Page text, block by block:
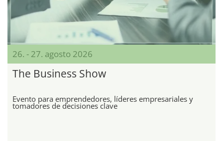
26. - 27. agosto 2026
The Business Show
Evento para emprendedores, líderes empresariales y
tomadores de decisiones clave